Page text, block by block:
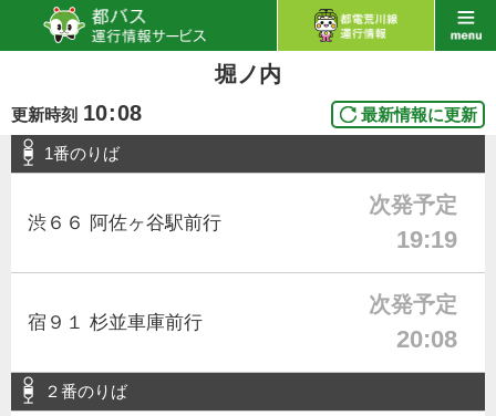
堀ノ内
更新時刻 10:08 最新情報に更新
1番のりば
渋６６ 阿佐ヶ谷駅前行
次発予定
19:19
宿９１ 杉並車庫前行
次発予定
20:08
２番のりば